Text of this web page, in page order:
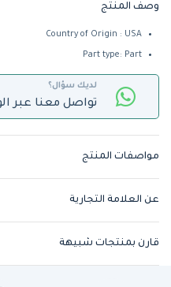
وصف المنتج
Country of Origin : USA
Part type: Part
لديك سؤال؟
تواصل معنا عبر
مواصفات المنتج
عن العلامة التجارية
قارن بمنتجات شبيهة